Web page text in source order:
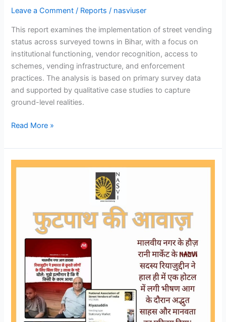
Leave a Comment / Reports / nasviuser
This report examines the implementation of street vending
status across surveyed towns in Bihar, with a focus on
institutional functioning, vendor recognition, access to
schemes, vending infrastructure, and enforcement
practices. The analysis is based on primary survey data
and supported by qualitative case studies to capture
ground-level realities.
Read More »
साहस,
रियाज़ुद्दीन